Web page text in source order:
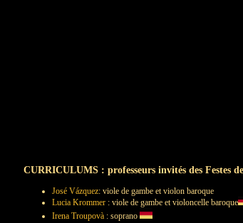
CURRICULUMS : professeurs invités des Festes
José Vázquez: viole de gambe et violon baroque
Lucia Krommer : viole de gambe et violoncelle baroque
Irena Troupovà : soprano